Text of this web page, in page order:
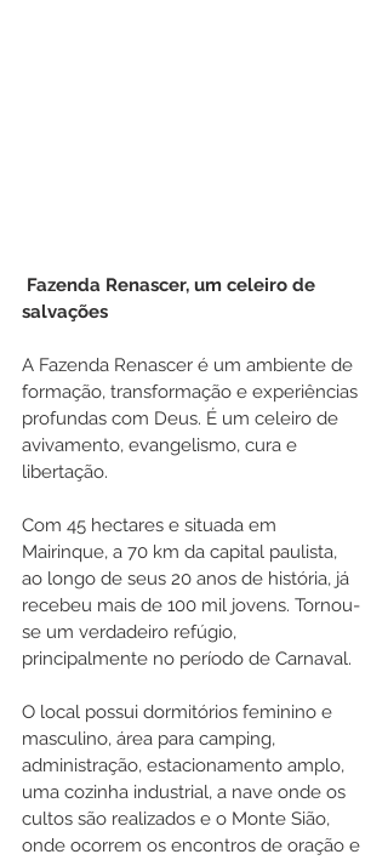
Fazenda Renascer, um celeiro de
salvações
A Fazenda Renascer é um ambiente de
formação, transformação e experiências
profundas com Deus. É um celeiro de
avivamento, evangelismo, cura e
libertação.
Com 45 hectares e situada em
Mairinque, a 70 km da capital paulista,
ao longo de seus 20 anos de história, já
recebeu mais de 100 mil jovens. Tornou-
se um verdadeiro refúgio,
principalmente no período de Carnaval.
O local possui dormitórios feminino e
masculino, área para camping,
administração, estacionamento amplo,
uma cozinha industrial, a nave onde os
cultos são realizados e o Monte Sião,
onde ocorrem os encontros de oração e